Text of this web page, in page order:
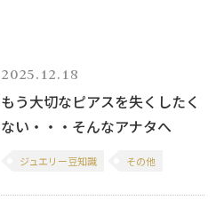
2025.12.18
もう大切なピアスを失くしたく
ない・・・そんなアナタへ
ジュエリー豆知識 その他